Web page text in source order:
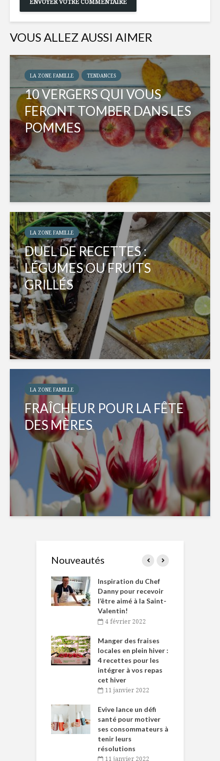
VOUS ALLEZ AUSSI AIMER
LA ZONE FAMILLE TENDANCES
10 VERGERS QUI VOUS
FERONT TOMBER DANS LES
POMMES
LA ZONE FAMILLE
DUEL DE RECETTES :
LÉGUMES OU FRUITS
GRILLÉS
LA ZONE FAMILLE
FRAÎCHEUR POUR LA FÊTE
DES MÈRES
Nouveautés
Inspiration du Chef
Danny pour recevoir
l’être aimé à la Saint-
Valentin!
4 février 2022
Manger des fraises
locales en plein hiver :
4 recettes pour les
intégrer à vos repas
cet hiver
11 janvier 2022
Evive lance un défi
santé pour motiver
ses consommateurs à
tenir leurs
résolutions
11 janvier 2022